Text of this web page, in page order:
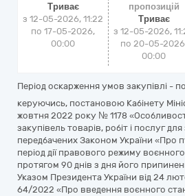
Триває
з 12-05-2026, 11:22
по 17-05-2026,
00:00
пропозицій
Триває
з 12-05-2026,
по 20-05-
00:00
Період оскарження умов закупівлі - по
керуючись, постановою Кабінету
жовтня 2022 року № 1178
закупівель товарів, робіт і послуг
передбачених Законом України «Про
період дії правового режиму воєнного
протягом 90 днів з дня його
Указом Президента України від 24
64/2022 «Про введення воєнного